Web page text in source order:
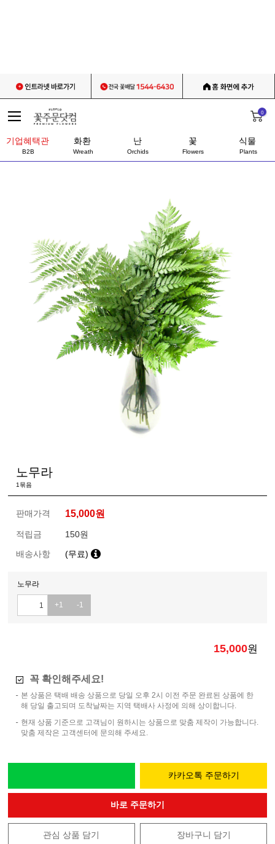
0
기업혜택관
B2B
화환
Wreath
난
Orchids
꽃
Flowers
식물
Plants
노무라
1묶음
판매가격 15,000원
적립금
150원
배송사항
(무료)
노무라
+1 -1
15,000원
꼭 확인해주세요!
본 상품은 택배 배송 상품으로 당일 오후 2시 이전 주문 완료된 상품에 한
해 당일 출고되며 도착날짜는 지역 택배사 사정에 의해 상이합니다.
현재 상품 기준으로 고객님이 원하시는 상품으로 맞춤 제작이 가능합니다.
맞춤 제작은 고객센터에 문의해 주세요.
카카오톡 주문하기
바로 주문하기
관심 상품 담기 장바구니 담기